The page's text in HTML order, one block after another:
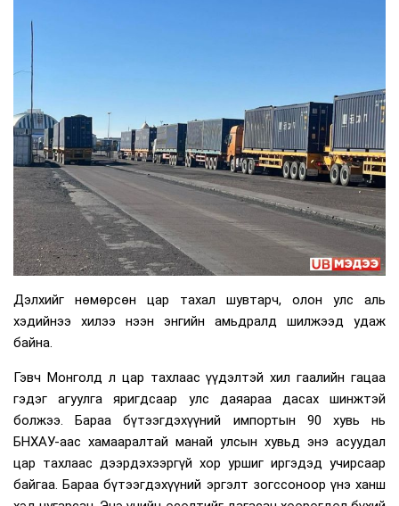
Дэлхийг нөмөрсөн цар тахал шувтарч, олон улс аль
хэдийнээ хилээ нээн энгийн амьдралд шилжээд удаж
байна.
Гэвч Монголд л цар тахлаас үүдэлтэй хил гаалийн гацаа
гэдэг агуулга яригдсаар улс даяараа дасах шинжтэй
болжээ. Бараа бүтээгдэхүүний импортын 90 хувь нь
БНХАУ-аас хамааралтай манай улсын хувьд энэ асуудал
цар тахлаас дээрдэхээргүй хор уршиг иргэдэд учирсаар
байгаа. Бараа бүтээгдэхүүний эргэлт зогссоноор үнэ ханш